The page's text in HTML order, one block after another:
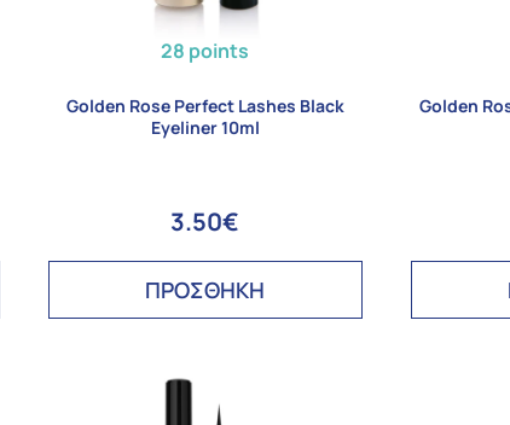
28 points
Golden Rose Perfect Lashes Black
Eyeliner 10ml
3.50€
ΠΡΟΣΘΗΚΗ
Golden